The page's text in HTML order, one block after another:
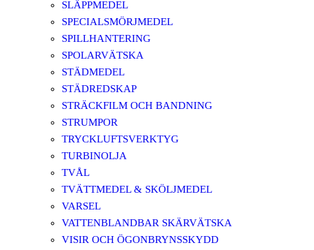
SLÄPPMEDEL
SPECIALSMÖRJMEDEL
SPILLHANTERING
SPOLARVÄTSKA
STÄDMEDEL
STÄDREDSKAP
STRÄCKFILM OCH BANDNING
STRUMPOR
TRYCKLUFTSVERKTYG
TURBINOLJA
TVÅL
TVÄTTMEDEL & SKÖLJMEDEL
VARSEL
VATTENBLANDBAR SKÄRVÄTSKA
VISIR OCH ÖGONBRYNSSKYDD